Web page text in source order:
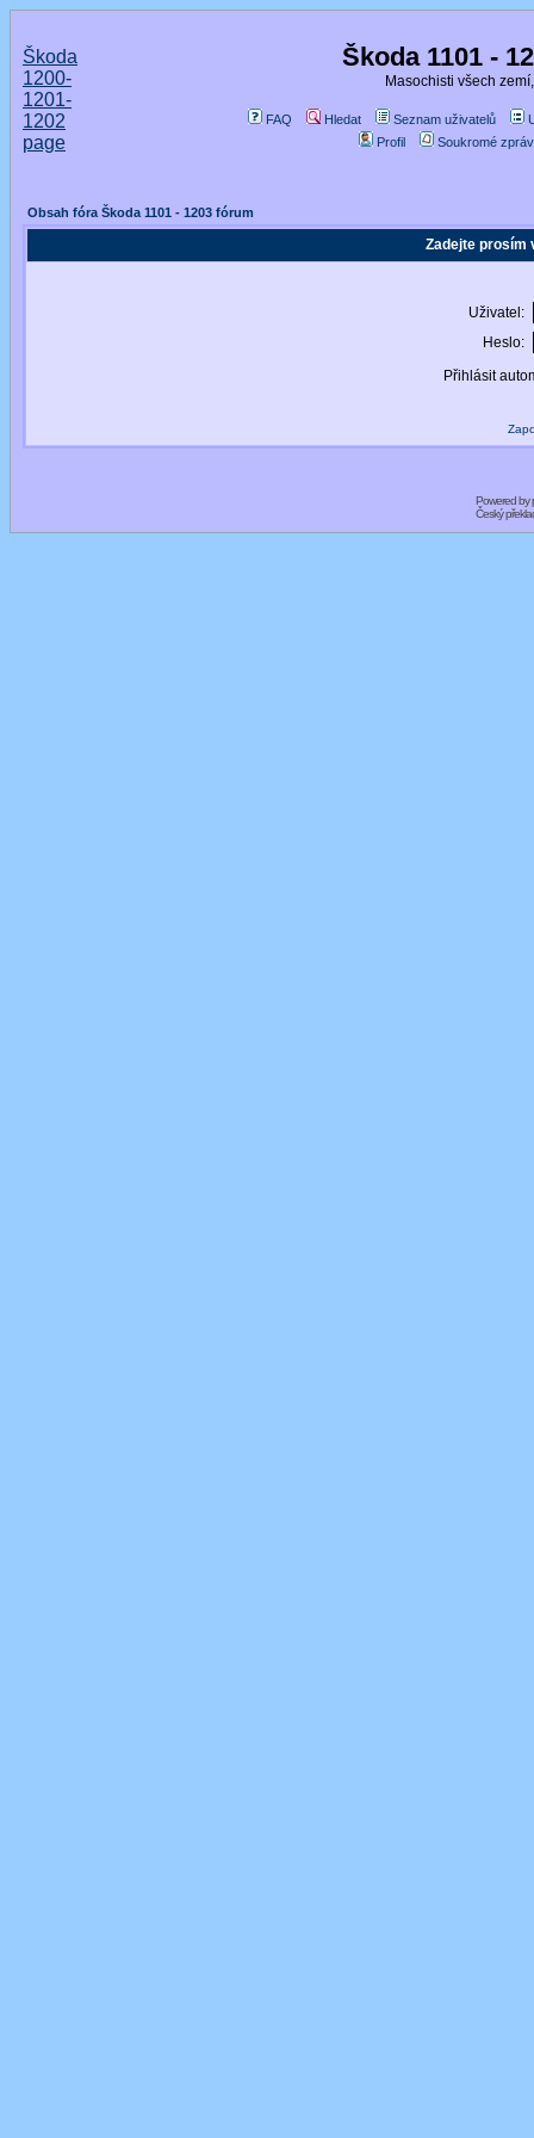
Škoda
1200-
1201-
1202
page
Škoda 1101 -
Masochisti všech
FAQ Hledat Seznam uživatelů
Profil
Soukromé
Obsah fóra Škoda 1101 - 1203 fórum
Zadejte prosím
Uživatel:
Heslo:
Přihlásit
Powered by
Český